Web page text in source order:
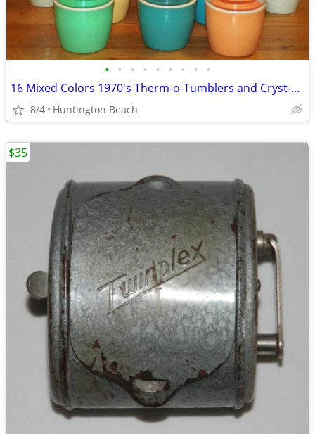
• • • • • • • • •
16 Mixed Colors 1970's Therm-o-Tumblers and Cryst-o-Therm
8/4 Huntington Beach
$35